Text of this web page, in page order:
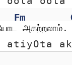
Fm
அகற்றலாம்.